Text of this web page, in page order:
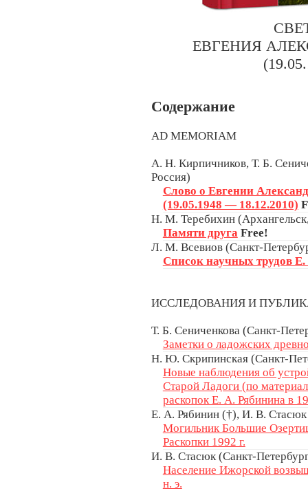
ЕВГЕНИЯ
Содержание
AD MEMORIAM
А. Н. Кирпичников, Т. Б.
Россия)
Слово о Евгении
(19.05.1948 — 18.12.2010)
Н. М. Теребихин
Памяти друга Free!
Л. М. Всевиов (Санкт-
Список научных трудов
ИССЛЕДОВАНИЯ И
Т. Б. Сениченкова (Санкт-
Заметки о ладожских
Н. Ю. Скрипинская (Санкт-
Новые наблюдения об
Старой Ладоги (по
раскопок Е. А. Рябинина в
Е. А. Рябинин (†), И. В. Стасюк
Могильник Большие
Раскопки 1992 г.
И. В. Стасюк (Санкт-
Население Ижорской
н. э.